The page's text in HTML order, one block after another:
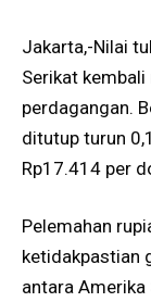
Jakarta,-Nilai
Serikat
perdagangan.
ditutup turun
Rp17.414 per
Pelemahan
ketidakpastian
antara